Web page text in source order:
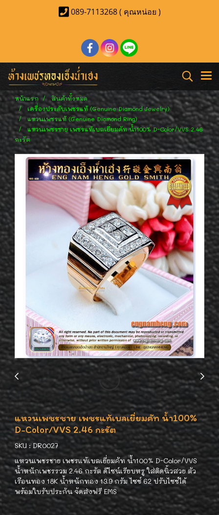
089-7113268 ( คุณหน่อย )
หน้าแรก
สินค้าทั้งหมด
เครื่องประดับเพชรแท้ (Genuine Diamond Jewelry)
แหวนเพชรแท้ (Genuine Diamond Ring)
แหวนเพชรชาย เพชรแท้เบลเยี่ยมคัท น้ำ100% D-Color/VVS 2.46
กะรัต
แหวนเพชรชาย เพชรแท้เบลเยี่ยมคัท น้ำ100%
D-Color/VVS 2.46 กะรัต
SKU : DR0027
แหวนเพชรชาย เพชรแท้เบลเยี่ยมคัท น้ำ100% D-Color/VVS
น้ำหนักเพชรรวม 2.46 กะรัต ดีไซน์เรียบหรู ใส่ติดนิ้วสวย ตัว
เรือนทอง 18K น้ำหนักทอง 13.9 กรัม ไซซ์ 62 ปรับไซซ์ได้
พร้อมใบรับประกัน จัดส่งฟรี EMS